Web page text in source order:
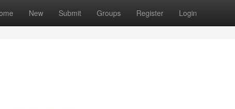
New Submit Groups Register Login